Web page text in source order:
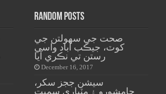
Random Posts
صحت جي سهولتن جي
کوٽ، جيڪب آباد واسي
رستن تي نڪري آيا
December 16, 2017
سيشن ججز سکر،
ڄامشورو ۽ مٽياري سميت